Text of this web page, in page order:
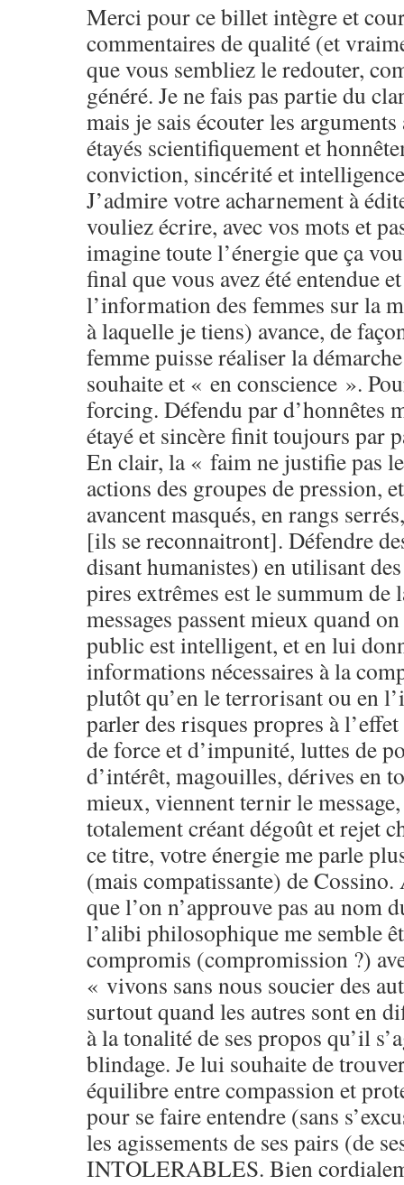
Merci pour ce billet intègre et
commentaires de qualité (et
que vous sembliez le redouter,
généré. Je ne fais pas partie du
mais je sais écouter les
étayés scientifiquement et
conviction, sincérité et
J’admire votre acharnement à
vouliez écrire, avec vos mots et
imagine toute l’énergie que ça
final que vous avez été entendue
l’information des femmes sur la
à laquelle je tiens) avance, de
femme puisse réaliser la
souhaite et « en conscience ».
forcing. Défendu par d’honnêtes
étayé et sincère finit toujours par
En clair, la « faim ne justifie pas
actions des groupes de pression,
avancent masqués, en rangs
[ils se reconnaitront]. Défendre
disant humanistes) en utilisant
pires extrêmes est le summum de
messages passent mieux quand
public est intelligent, et en lui
informations nécessaires à la
plutôt qu’en le terrorisant ou en
parler des risques propres à
de force et d’impunité, luttes de
d’intérêt, magouilles, dérives en
mieux, viennent ternir le
totalement créant dégoût et rejet
ce titre, votre énergie me parle
(mais compatissante) de Cossino.
que l’on n’approuve pas au nom
l’alibi philosophique me semble
compromis (compromission ?)
« vivons sans nous soucier des
surtout quand les autres sont en
à la tonalité de ses propos qu’il
blindage. Je lui souhaite de
équilibre entre compassion et
pour se faire entendre (sans
les agissements de ses pairs (de
INTOLERABLES. Bien